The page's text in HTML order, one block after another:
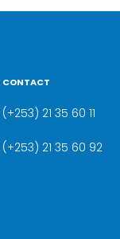
CONTACT
(+253) 21 35 60 11
(+253) 21 35 60 92